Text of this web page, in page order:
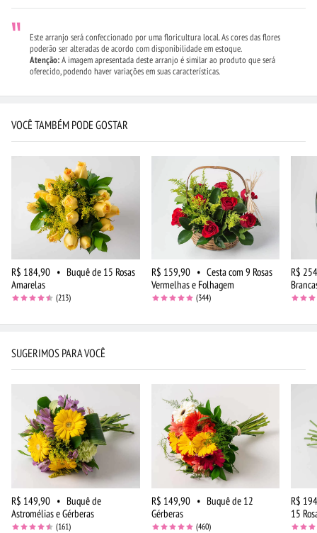
Este arranjo será confeccionado por uma floricultura local. As cores das flores
poderão ser alteradas de acordo com disponibilidade em estoque.
Atenção:A imagem apresentada deste arranjo é similar ao produto que será
oferecido, podendo haver variações em suas características.
VOCÊ TAMBÉM PODE GOSTAR
R$ 184,90 • Buquê de 15 Rosas
Amarelas
(213)
R$ 159,90 • Cesta com 9 Rosas
Vermelhas e Folhagem
(344)
R$
SUGERIMOS PARA VOCÊ
R$ 149,90 • Buquê de
Astromélias e Gérberas
(161)
R$ 149,90 • Buquê de 12
Gérberas
(460)
R$
15